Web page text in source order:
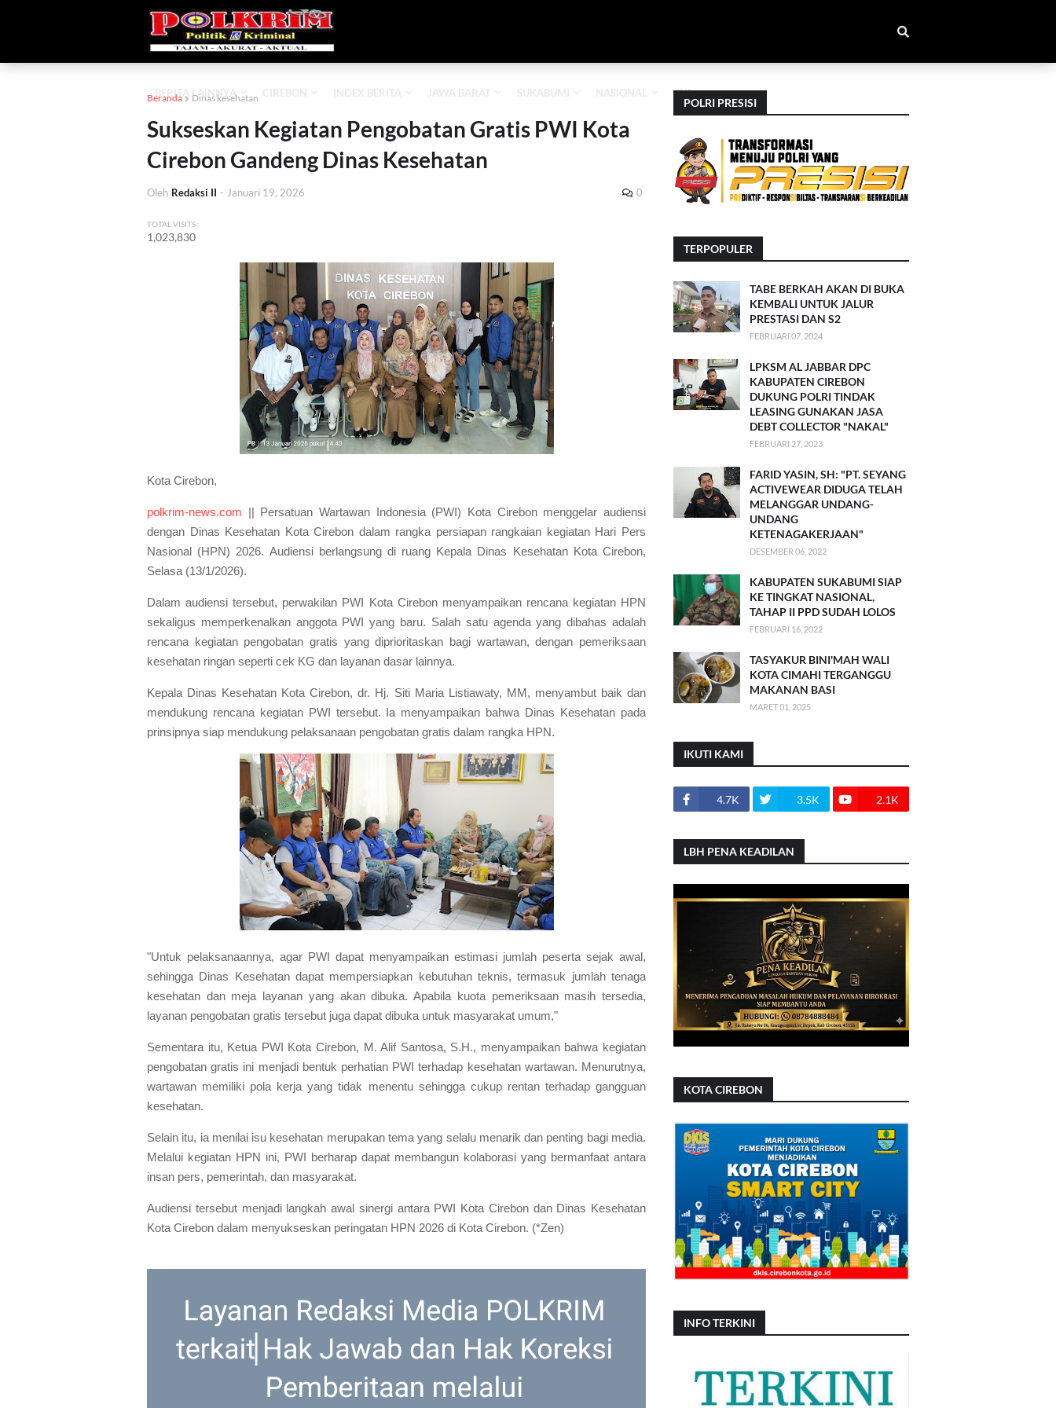
BERITA LAINNYA CIREBON INDEX BERITA JAWA BARAT SUKABUMI NASIONAL TNI
Beranda Dinas kesehatan
Sukseskan Kegiatan Pengobatan Gratis PWI Kota
Cirebon Gandeng Dinas Kesehatan
Oleh Redaksi II - Januari 19, 2026 0
TOTAL VISITS :
1,023,830
Kota Cirebon,
polkrim-news.com || Persatuan Wartawan Indonesia (PWI) Kota Cirebon menggelar audiensi
dengan Dinas Kesehatan Kota Cirebon dalam rangka persiapan rangkaian kegiatan Hari Pers
Nasional (HPN) 2026. Audiensi berlangsung di ruang Kepala Dinas Kesehatan Kota Cirebon,
Selasa (13/1/2026).
Dalam audiensi tersebut, perwakilan PWI Kota Cirebon menyampaikan rencana kegiatan HPN
sekaligus memperkenalkan anggota PWI yang baru. Salah satu agenda yang dibahas adalah
rencana kegiatan pengobatan gratis yang diprioritaskan bagi wartawan, dengan pemeriksaan
kesehatan ringan seperti cek KG dan layanan dasar lainnya.
Kepala Dinas Kesehatan Kota Cirebon, dr. Hj. Siti Maria Listiawaty, MM, menyambut baik dan
mendukung rencana kegiatan PWI tersebut. Ia menyampaikan bahwa Dinas Kesehatan pada
prinsipnya siap mendukung pelaksanaan pengobatan gratis dalam rangka HPN.
"Untuk pelaksanaannya, agar PWI dapat menyampaikan estimasi jumlah peserta sejak awal,
sehingga Dinas Kesehatan dapat mempersiapkan kebutuhan teknis, termasuk jumlah tenaga
kesehatan dan meja layanan yang akan dibuka. Apabila kuota pemeriksaan masih tersedia,
layanan pengobatan gratis tersebut juga dapat dibuka untuk masyarakat umum,"
Sementara itu, Ketua PWI Kota Cirebon, M. Alif Santosa, S.H., menyampaikan bahwa kegiatan
pengobatan gratis ini menjadi bentuk perhatian PWI terhadap kesehatan wartawan. Menurutnya,
wartawan memiliki pola kerja yang tidak menentu sehingga cukup rentan terhadap gangguan
kesehatan.
Selain itu, ia menilai isu kesehatan merupakan tema yang selalu menarik dan penting bagi media.
Melalui kegiatan HPN ini, PWI berharap dapat membangun kolaborasi yang bermanfaat antara
insan pers, pemerintah, dan masyarakat.
Audiensi tersebut menjadi langkah awal sinergi antara PWI Kota Cirebon dan Dinas Kesehatan
Kota Cirebon dalam menyukseskan peringatan HPN 2026 di Kota Cirebon. (*Zen)
POLRI PRESISI
TERPOPULER
TABE BERKAH AKAN DI BUKA
KEMBALI UNTUK JALUR
PRESTASI DAN S2
FEBRUARI 07, 2024
LPKSM AL JABBAR DPC
KABUPATEN CIREBON
DUKUNG POLRI TINDAK
LEASING GUNAKAN JASA
DEBT COLLECTOR "NAKAL"
FEBRUARI 27, 2023
FARID YASIN, SH: "PT. SEYANG
ACTIVEWEAR DIDUGA TELAH
MELANGGAR UNDANG-
UNDANG
KETENAGAKERJAAN"
DESEMBER 06, 2022
KABUPATEN SUKABUMI SIAP
KE TINGKAT NASIONAL,
TAHAP II PPD SUDAH LOLOS
FEBRUARI 16, 2022
TASYAKUR BINI'MAH WALI
KOTA CIMAHI TERGANGGU
MAKANAN BASI
MARET 01, 2025
IKUTI KAMI
4.7K 3.5K 2.1K
LBH PENA KEADILAN
KOTA CIREBON
INFO TERKINI